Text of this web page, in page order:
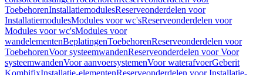
ToebehorenInstallatiemodulesReserveonderdelen voor
InstallatiemodulesModules voor wc'sReserveonderdelen voor
Modules voor wc'sModules voor
wandelementenBeplatingenToebehorenReserveonderdelen voor
ToebehorenVoor systeemwandenReserveonderdelen voor Voor
systeemwandenVoor aanvoersystemenVoor waterafvoerGeberit
KombifixInstallatie-elementenReserveonderdelen voor Installatie-